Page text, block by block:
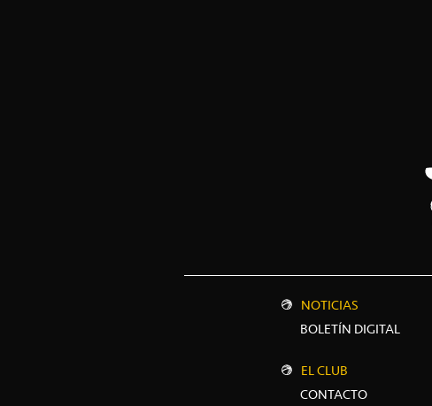
NOTICIAS
BOLETÍN DIGITAL
EL CLUB
CONTACTO